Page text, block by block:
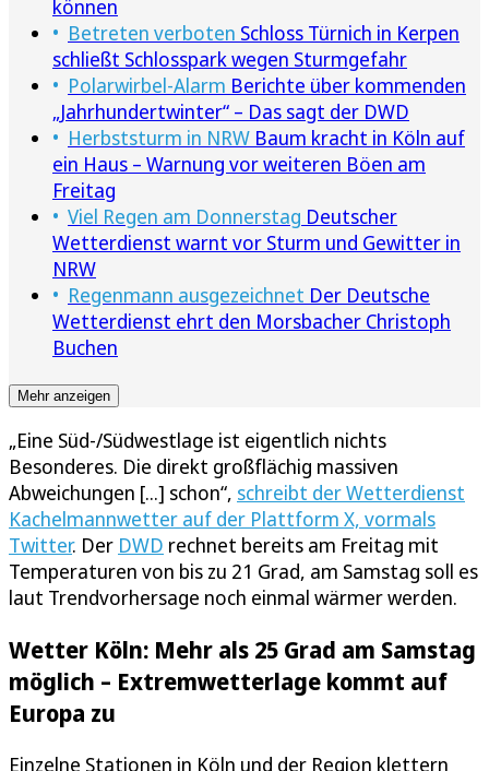
können
Betreten verboten Schloss Türnich in Kerpen
schließt Schlosspark wegen Sturmgefahr
Polarwirbel-Alarm Berichte über kommenden
„Jahrhundertwinter“ – Das sagt der DWD
Herbststurm in NRW Baum kracht in Köln auf
ein Haus – Warnung vor weiteren Böen am
Freitag
Viel Regen am Donnerstag Deutscher
Wetterdienst warnt vor Sturm und Gewitter in
NRW
Regenmann ausgezeichnet Der Deutsche
Wetterdienst ehrt den Morsbacher Christoph
Buchen
Mehr anzeigen
„Eine Süd-/Südwestlage ist eigentlich nichts
Besonderes. Die direkt großflächig massiven
Abweichungen [...] schon“, schreibt der Wetterdienst
Kachelmannwetter auf der Plattform X, vormals
Twitter. Der DWD rechnet bereits am Freitag mit
Temperaturen von bis zu 21 Grad, am Samstag soll es
laut Trendvorhersage noch einmal wärmer werden.
Wetter Köln: Mehr als 25 Grad am Samstag
möglich – Extremwetterlage kommt auf
Europa zu
Einzelne Stationen in Köln und der Region klettern